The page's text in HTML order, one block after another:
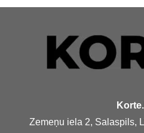
Zemeņu iela 2, Salaspils,